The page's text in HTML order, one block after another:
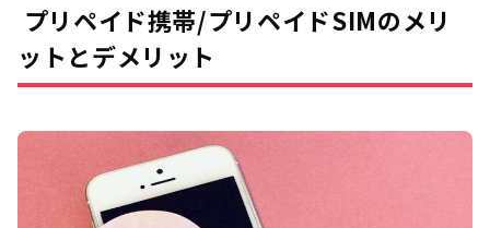
プリペイド携帯/プリペイドSIMのメリ
ットとデメリット